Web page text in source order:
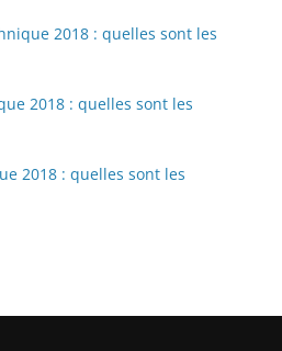
2018 : quelles sont les
2018 : quelles sont les
2018 : quelles sont les